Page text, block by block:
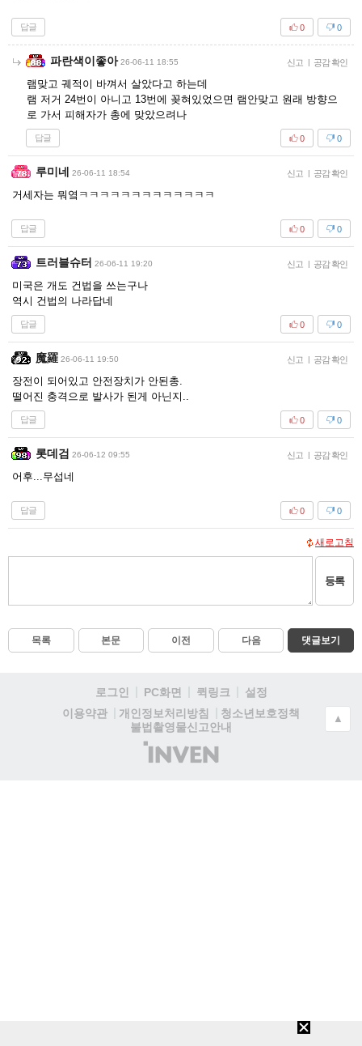
답글 0
0
파란색이좋아 26-06-11 18:55 신고 | 공감 확인
램맞고 궤적이 바껴서 살았다고 하는데
램 저거 24번이 아니고 13번에 꽂혀있었으면 램안맞고 원래 방향으
로 가서 피해자가 총에 맞았으려나
답글 0
0
루미네 26-06-11 18:54 신고 | 공감 확인
거세자는 뭐옄ㅋㅋㅋㅋㅋㅋㅋㅋㅋㅋㅋㅋㅋ
답글 0
0
트러블슈터 26-06-11 19:20 신고 | 공감 확인
미국은 개도 건법을 쓰는구나
역시 건법의 나라답네
답글 0
0
魔羅 26-06-11 19:50 신고 | 공감 확인
장전이 되어있고 안전장치가 안된총.
떨어진 충격으로 발사가 된게 아닌지..
답글 0
0
롯데검 26-06-12 09:55 신고 | 공감 확인
어후...무섭네
답글 0
0
새로고침
등록
목록 본문 이전 다음 댓글보기
로그인 PC화면 퀵링크
설정
이용약관
개인정보처리방침
청소년보호정책
불법촬영물신고안내
(주)
인
▲